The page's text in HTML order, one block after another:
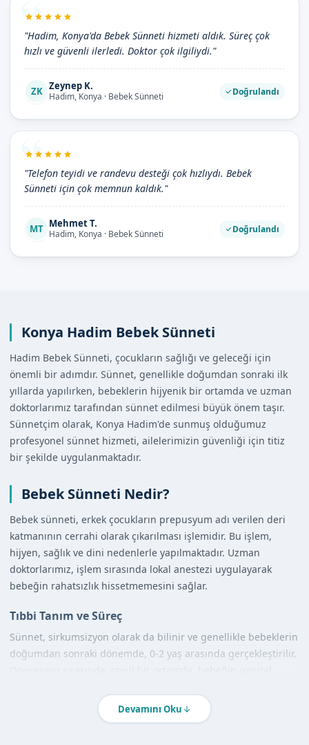
"Hadim, Konya'da Bebek Sünneti hizmeti aldık. Süreç çok
hızlı ve güvenli ilerledi. Doktor çok ilgiliydi."
ZK Zeynep K.
Hadim, Konya · Bebek Sünneti Doğrulandı
"Telefon teyidi ve randevu desteği çok hızlıydı. Bebek
Sünneti için çok memnun kaldık."
MT Mehmet T.
Hadim, Konya · Bebek Sünneti Doğrulandı
Konya Hadim Bebek Sünneti
Hadim Bebek Sünneti, çocukların sağlığı ve geleceği için
önemli bir adımdır. Sünnet, genellikle doğumdan sonraki ilk
yıllarda yapılırken, bebeklerin hijyenik bir ortamda ve uzman
doktorlarımız tarafından sünnet edilmesi büyük önem taşır.
Sünnetçim olarak, Konya Hadim'de sunmuş olduğumuz
profesyonel sünnet hizmeti, ailelerimizin güvenliği için titiz
bir şekilde uygulanmaktadır.
Bebek Sünneti Nedir?
Bebek sünneti, erkek çocukların prepusyum adı verilen deri
katmanının cerrahi olarak çıkarılması işlemidir. Bu işlem,
hijyen, sağlık ve dini nedenlerle yapılmaktadır. Uzman
doktorlarımız, işlem sırasında lokal anestezi uygulayarak
bebeğin rahatsızlık hissetmemesini sağlar.
Tıbbi Tanım ve Süreç
Sünnet, sirkumsizyon olarak da bilinir ve genellikle bebeklerin
doğumdan sonraki dönemde, 0-2 yaş arasında gerçekleştirilir.
Devamını Oku